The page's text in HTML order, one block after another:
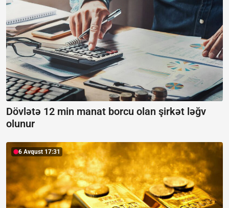
Dövlətə 12 min manat borcu olan şirkət ləğv
olunur
6 Avqust 17:31